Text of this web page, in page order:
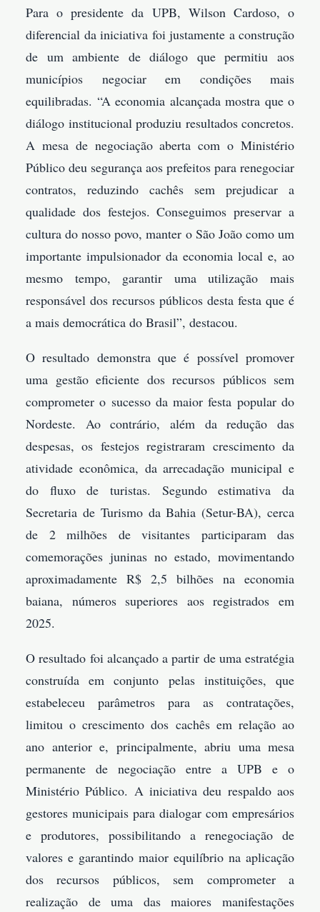
Para o presidente da UPB, Wilson Cardoso, o
diferencial da iniciativa foi justamente a construção
de um ambiente de diálogo que permitiu aos
municípios negociar em condições mais
equilibradas. “A economia alcançada mostra que o
diálogo institucional produziu resultados concretos.
A mesa de negociação aberta com o Ministério
Público deu segurança aos prefeitos para renegociar
contratos, reduzindo cachês sem prejudicar a
qualidade dos festejos. Conseguimos preservar a
cultura do nosso povo, manter o São João como um
importante impulsionador da economia local e, ao
mesmo tempo, garantir uma utilização mais
responsável dos recursos públicos desta festa que é
a mais democrática do Brasil”, destacou.
O resultado demonstra que é possível promover
uma gestão eficiente dos recursos públicos sem
comprometer o sucesso da maior festa popular do
Nordeste. Ao contrário, além da redução das
despesas, os festejos registraram crescimento da
atividade econômica, da arrecadação municipal e
do fluxo de turistas. Segundo estimativa da
Secretaria de Turismo da Bahia (Setur-BA), cerca
de 2 milhões de visitantes participaram das
comemorações juninas no estado, movimentando
aproximadamente R$ 2,5 bilhões na economia
baiana, números superiores aos registrados em
2025.
O resultado foi alcançado a partir de uma estratégia
construída em conjunto pelas instituições, que
estabeleceu parâmetros para as contratações,
limitou o crescimento dos cachês em relação ao
ano anterior e, principalmente, abriu uma mesa
permanente de negociação entre a UPB e o
Ministério Público. A iniciativa deu respaldo aos
gestores municipais para dialogar com empresários
e produtores, possibilitando a renegociação de
valores e garantindo maior equilíbrio na aplicação
dos recursos públicos, sem comprometer a
realização de uma das maiores manifestações